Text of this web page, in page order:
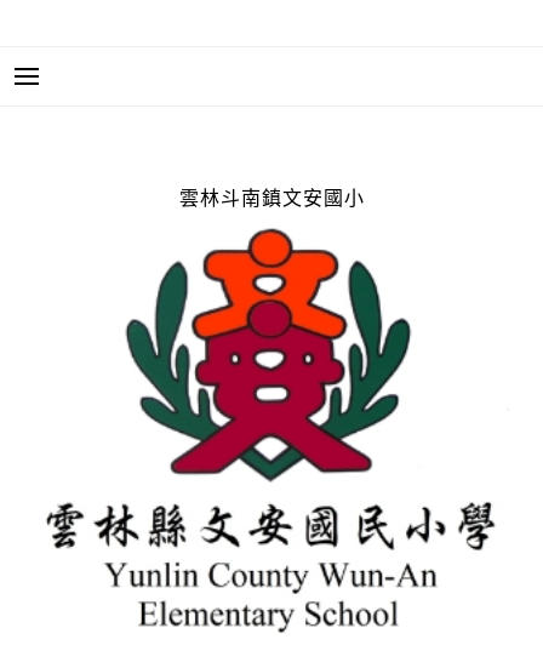
雲林斗南鎮文安國小